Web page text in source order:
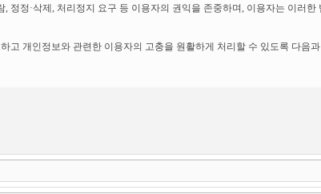
정정·삭제, 처리정지 요구 등 이용자의 권익을 존중하며, 이용자는 이러한
고 개인정보와 관련한 이용자의 고충을 원활하게 처리할 수 있도록 다음